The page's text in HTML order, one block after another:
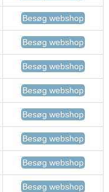
Besøg webshop
Besøg webshop
Besøg webshop
Besøg webshop
Besøg webshop
Besøg webshop
Besøg webshop
Besøg webshop